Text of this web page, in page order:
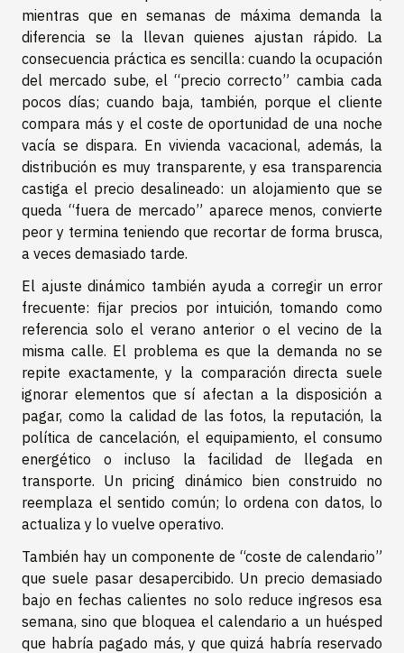
mientras que en semanas de máxima demanda la
diferencia se la llevan quienes ajustan rápido. La
consecuencia práctica es sencilla: cuando la ocupación
del mercado sube, el “precio correcto” cambia cada
pocos días; cuando baja, también, porque el cliente
compara más y el coste de oportunidad de una noche
vacía se dispara. En vivienda vacacional, además, la
distribución es muy transparente, y esa transparencia
castiga el precio desalineado: un alojamiento que se
queda “fuera de mercado” aparece menos, convierte
peor y termina teniendo que recortar de forma brusca,
a veces demasiado tarde.
El ajuste dinámico también ayuda a corregir un error
frecuente: fijar precios por intuición, tomando como
referencia solo el verano anterior o el vecino de la
misma calle. El problema es que la demanda no se
repite exactamente, y la comparación directa suele
ignorar elementos que sí afectan a la disposición a
pagar, como la calidad de las fotos, la reputación, la
política de cancelación, el equipamiento, el consumo
energético o incluso la facilidad de llegada en
transporte. Un pricing dinámico bien construido no
reemplaza el sentido común; lo ordena con datos, lo
actualiza y lo vuelve operativo.
También hay un componente de “coste de calendario”
que suele pasar desapercibido. Un precio demasiado
bajo en fechas calientes no solo reduce ingresos esa
semana, sino que bloquea el calendario a un huésped
que habría pagado más, y que quizá habría reservado